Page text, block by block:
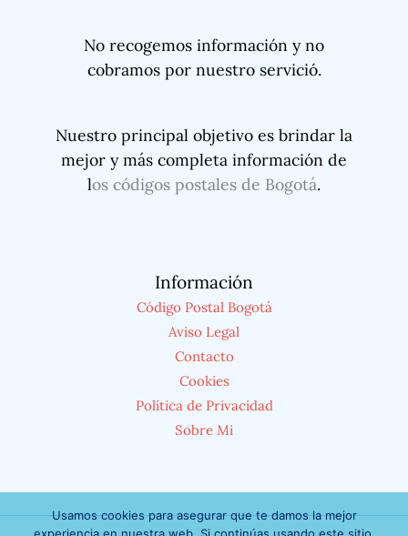
No recogemos información y no
cobramos por nuestro servició.
Nuestro principal objetivo es brindar la
mejor y más completa información de
los códigos postales de Bogotá.
Información
Código Postal Bogotá
Aviso Legal
Contacto
Cookies
Política de Privacidad
Sobre Mi
Usamos cookies para asegurar que te damos la mejor